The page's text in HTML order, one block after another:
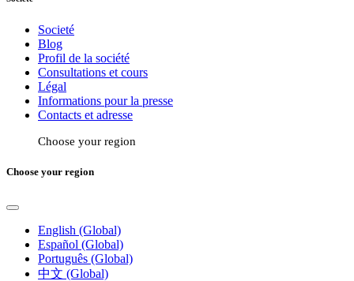
Societé
Blog
Profil de la société
Consultations et cours
Légal
Informations pour la presse
Contacts et adresse
Choose your region
Choose your region
English (Global)
Español (Global)
Português (Global)
中文 (Global)